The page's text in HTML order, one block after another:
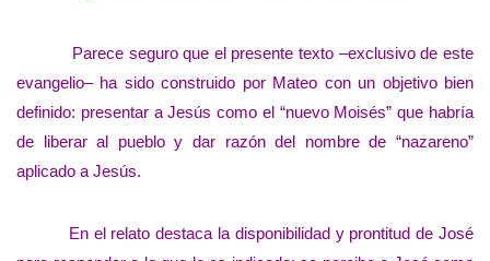
Parece seguro que el presente texto –exclusivo de este
evangelio– ha sido construido por Mateo con un objetivo bien
definido: presentar a Jesús como el “nuevo Moisés” que habría
de liberar al pueblo y dar razón del nombre de “nazareno”
aplicado a Jesús.
En el relato destaca la disponibilidad y prontitud de José